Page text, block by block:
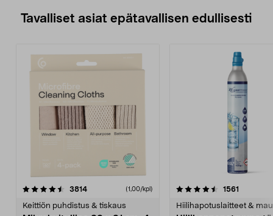
Tavalliset asiat epätavallisen edullisesti
3814arvostelut (1,00/kpl)
Keittiön puhdistus & tiskaus
4.5viidestä
1561
Hiilihapotuslaitteet &
4.5viidestä